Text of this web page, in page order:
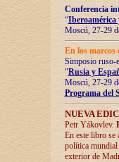
Conferencia
“Iberoamérica
Moscú, 27-29
En los marcos
Simposio ruso-
"Rusia y
Moscú, 27-29
Programa del
NUEVA
Petr Yákovlev.
En este libro se
política mundial
exterior de